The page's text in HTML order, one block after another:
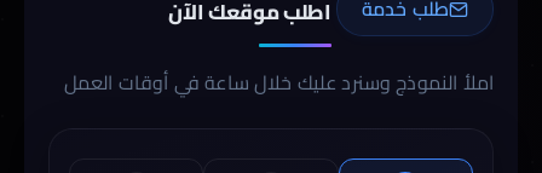
طلب خدمة اطلب موقعك الآن
املأ النموذج وسنرد عليك خلال ساعة في أوقات العمل